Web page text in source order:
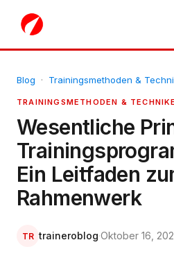
Blog · Trainingsmethoden &
TRAININGSMETHODEN &
Wesentliche
Ein Leitfaden
Rahmenwerk
TR traineroblog·Oktober 16,